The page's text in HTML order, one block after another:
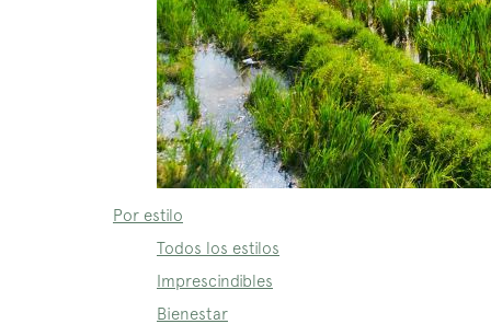
Por estilo
Todos los estilos
Imprescindibles
Bienestar